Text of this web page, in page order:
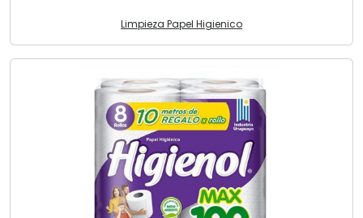
Limpieza Papel Higienico